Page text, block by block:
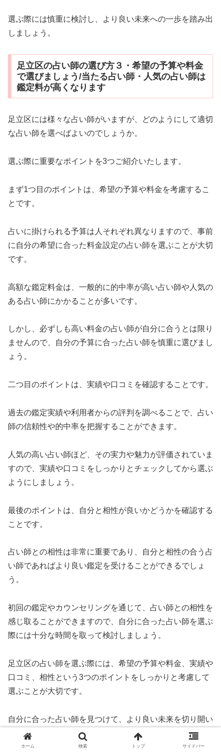
選ぶ際には慎重に検討し、より良い未来への一歩を踏み出
しましょう。
足立区の占い師の選び方３・希望の予算や料金
で選びましょう/当たる占い師・人気の占い師は
鑑定料が高くなります
足立区には様々な占い師がいますが、どのようにして適切
な占い師を選べばよいのでしょうか。
選ぶ際に重要なポイントを3つご紹介いたします。
まず1つ目のポイントは、希望の予算や料金を考慮するこ
とです。
占いに掛けられる予算は人それぞれ異なりますので、事前
に自分の希望に合った料金設定の占い師を選ぶことが大切
です。
高額な鑑定料金は、一般的に的中率が高い占い師や人気の
ある占い師にかかることが多いです。
しかし、必ずしも高い料金の占い師が自分に合うとは限り
ませんので、自分の予算に合った占い師を慎重に選びまし
ょう。
二つ目のポイントは、実績や口コミを確認することです。
過去の鑑定実績や利用者からの評判を調べることで、占い
師の信頼性や的中率を把握することができます。
人気の高い占い師ほど、その実力や魅力が評価されていま
すので、実績や口コミをしっかりとチェックしてから選ぶ
ようにしましょう。
最後のポイントは、自分と相性が良いかどうかを確認する
ことです。
占い師との相性は非常に重要であり、自分と相性の合う占
い師であればより良い鑑定を受けることができるでしょ
う。
初回の鑑定やカウンセリングを通じて、占い師との相性を
感じ取ることができますので、自分に合った占い師を選ぶ
際には十分な時間を取って検討しましょう。
足立区の占い師を選ぶ際には、希望の予算や料金、実績や
口コミ、相性という3つのポイントをしっかりと考慮して
選ぶことが大切です。
自分に合った占い師を見つけて、より良い未来を切り開い
ていきましょう。
ホーム 検索 トップ サイドバー